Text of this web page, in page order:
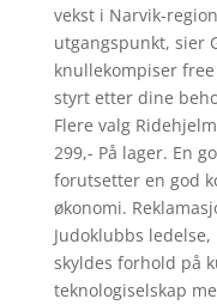
vekst i Narvik-
utgangspunkt, sier
knullekompiser
styrt etter dine
Flere valg
299,- På lager. En
forutsetter en god
økonomi.
Judoklubbs
skyldes forhold på
teknologiselskap